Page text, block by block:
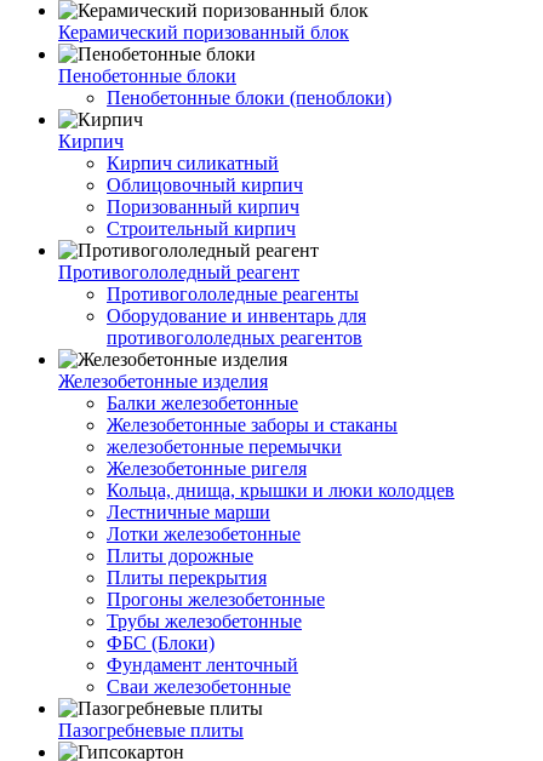
Керамический поризованный блок
Пенобетонные блоки
Пенобетонные блоки (пеноблоки)
Кирпич
Кирпич силикатный
Облицовочный кирпич
Поризованный кирпич
Строительный кирпич
Противогололедный реагент
Противогололедные реагенты
Оборудование и инвентарь для
противогололедных реагентов
Железобетонные изделия
Балки железобетонные
Железобетонные заборы и стаканы
железобетонные перемычки
Железобетонные ригеля
Кольца, днища, крышки и люки колодцев
Лестничные марши
Лотки железобетонные
Плиты дорожные
Плиты перекрытия
Прогоны железобетонные
Трубы железобетонные
ФБС (Блоки)
Фундамент ленточный
Сваи железобетонные
Пазогребневые плиты